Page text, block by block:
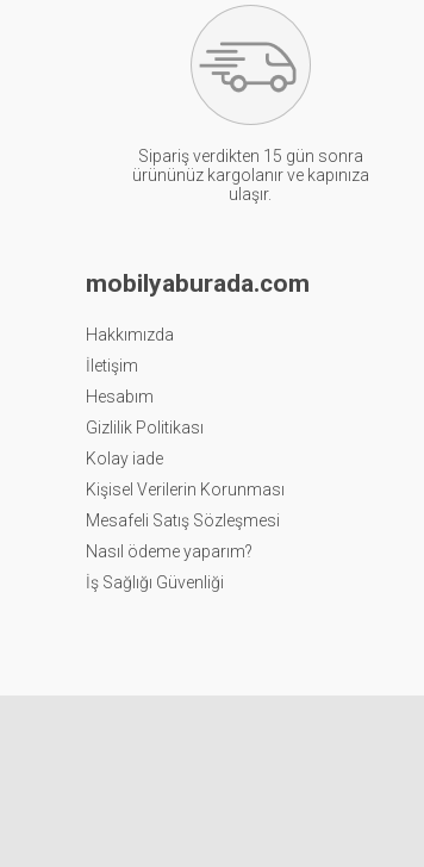
Sipariş verdikten 15 gün sonra
ürününüz kargolanır ve kapınıza
ulaşır.
mobilyaburada.com
Hakkımızda
İletişim
Hesabım
Gizlilik Politikası
Kolay iade
Kişisel Verilerin Korunması
Mesafeli Satış Sözleşmesi
Nasıl ödeme yaparım?
İş Sağlığı Güvenliği